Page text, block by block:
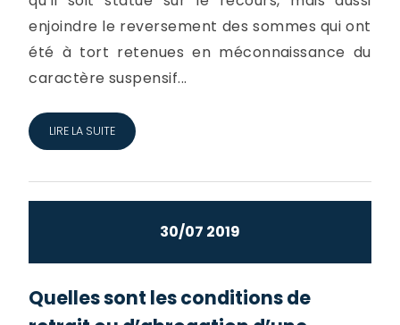
enjoindre le reversement des sommes qui ont
été à tort retenues en méconnaissance du
caractère suspensif...
LIRE LA SUITE
30/07 2019
Quelles sont les conditions de